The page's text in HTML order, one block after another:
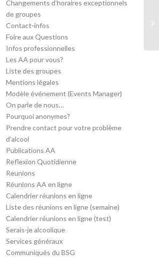
Changements d’horaires exceptionnels
de groupes
Contact-infos
Foire aux Questions
Infos professionnelles
Les AA pour vous?
Liste des groupes
Mentions légales
Modèle événement (Events Manager)
On parle de nous…
Pourquoi anonymes?
Prendre contact pour votre problème
d’alcool
Publications AA
Reflexion Quotidienne
Reunions
Réunions AA en ligne
Calendrier réunions en ligne
Liste des réunions en ligne (semaine)
Calendrier réunions en ligne (test)
Serais-je alcoolique
Services généraux
Communiqués du BSG